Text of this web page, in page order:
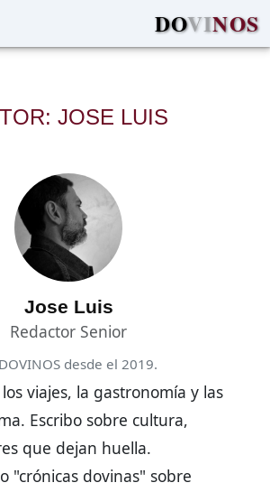
DOVINOS
JOSE LUIS
Jose Luis
Redactor Senior
desde el 2019.
viajes, la gastronomía y las
Escribo sobre cultura,
que dejan huella.
"crónicas dovinas" sobre